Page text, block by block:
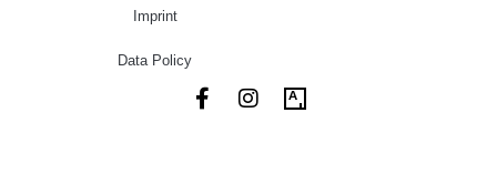
Imprint
Data Policy